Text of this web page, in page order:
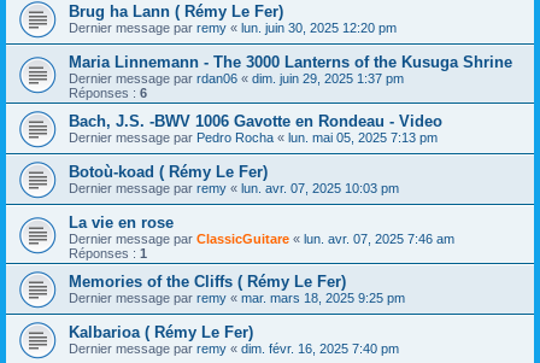
Brug ha Lann ( Rémy Le Fer)
Dernier message par remy « lun. juin 30, 2025 12:20 pm
Maria Linnemann - The 3000 Lanterns of the Kusuga Shrine
Dernier message par rdan06 « dim. juin 29, 2025 1:37 pm
Réponses : 6
Bach, J.S. -BWV 1006 Gavotte en Rondeau - Video
Dernier message par Pedro Rocha « lun. mai 05, 2025 7:13 pm
Botoù-koad ( Rémy Le Fer)
Dernier message par remy « lun. avr. 07, 2025 10:03 pm
La vie en rose
Dernier message par ClassicGuitare « lun. avr. 07, 2025 7:46 am
Réponses : 1
Memories of the Cliffs ( Rémy Le Fer)
Dernier message par remy « mar. mars 18, 2025 9:25 pm
Kalbarioa ( Rémy Le Fer)
Dernier message par remy « dim. févr. 16, 2025 7:40 pm